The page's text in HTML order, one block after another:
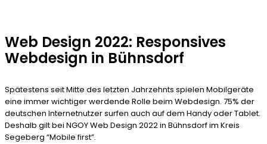
Web Design 2022: Responsives
Webdesign in Bühnsdorf
Spätestens seit Mitte des letzten Jahrzehnts spielen Mobilgeräte
eine immer wichtiger werdende Rolle beim Webdesign. 75% der
deutschen Internetnutzer surfen auch auf dem Handy oder Tablet.
Deshalb gilt bei NGOY Web Design 2022 in Bühnsdorf im Kreis
Segeberg “Mobile first”.